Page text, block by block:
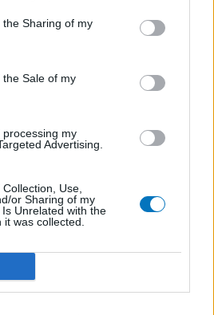
Sharing of my
Sale of my
my
Advertising.
Use,
or Sharing of my
Unrelated with the
was collected.
σύμφωνα με το αρ. 12 Ν.
οικ./27.1.2012 ορίζεται στο ποσό
ΦΠΑ, για 24 ώρες κατ’
αυτή κατανέμεται ισομερώς
διαφοράς.
κόστος είναι πάντα πολύ
έξοδα
των παραβολών, των εισφορών
σύλλογο και τις αμοιβές